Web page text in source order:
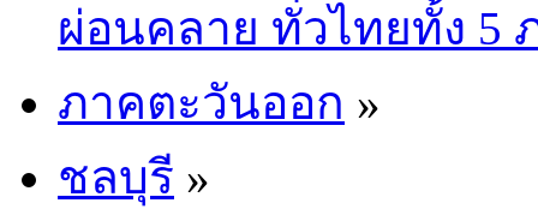
ผ่อนคลาย ทั่วไทยทั้ง 5
ภาคตะวันออก »
ชลบุรี »